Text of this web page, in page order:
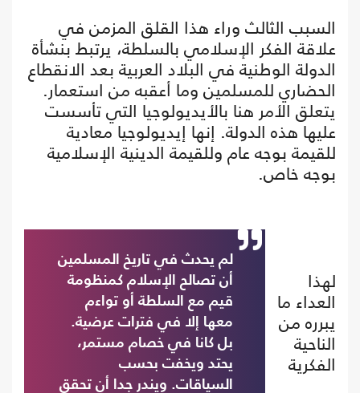
السبب الثالث وراء هذا القلق المزمن في
علاقة الفكر الإسلامي بالسلطة، يرتبط بنشأة
الدولة الوطنية في البلاد العربية بعد الانقطاع
الحضاري للمسلمين وما أعقبه من استعمار.
يتعلق الأمر هنا بالأيديولوجيا التي تأسست
عليها هذه الدولة. إنها إيديولوجيا معادية
للقيمة بوجه عام وللقيمة الدينية الإسلامية
بوجه خاص.
لم يحدث في تاريخ المسلمين
أن تصالح الإسلام كمنظومة
قيم مع السلطة أو تواءم
معها إلا في فترات عرضية.
بل كانا في خصام مستمر،
يحتد ويخفت بحسب
السياقات. ويندر جدا أن تحقق
لهذا
العداء ما
يبرره من
الناحية
الفكرية